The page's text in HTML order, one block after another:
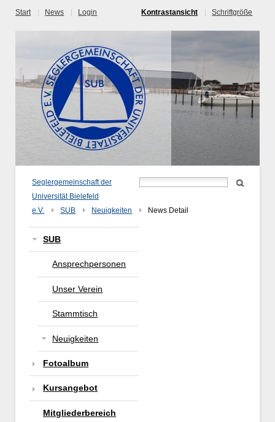
Start News Login Kontrastansicht Schriftgröße
Seglergemeinschaft der
Universität Bielefeld
e.V.
SUB Neuigkeiten News Detail
SUB
Ansprechpersonen
Unser Verein
Stammtisch
Neuigkeiten
Fotoalbum
Kursangebot
Mitgliederbereich